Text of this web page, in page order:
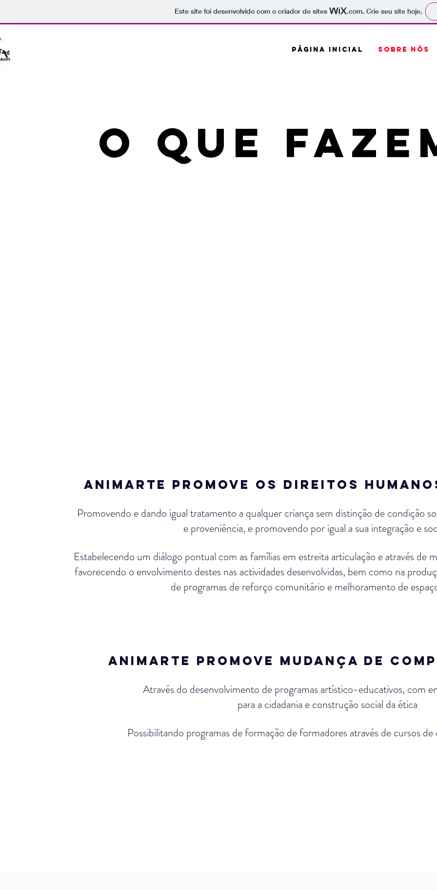
Este site foi desenvolvido com o criador de sites .com. Crie seu site hoje.
PÁGINA INICIAL SOBRE NÓS
o que
ANIMARTE PROMOVE OS DIREITOS
Promovendo e dando igual tratamento a qualquer criança sem distinção de condição
e proveniência, e promovendo por igual a sua integração e
Estabelecendo um diálogo pontual com as famílias em estreita articulação e através de
favorecendo o envolvimento destes nas actividades desenvolvidas, bem como na
de programas de reforço comunitário e melhoramento de
ANIMARTE PROMOVE MUDANÇA DE
Através do desenvolvimento de programas artístico-educativos, com
para a cidadania e construção social da ética
Possibilitando programas de formação de formadores através de cursos